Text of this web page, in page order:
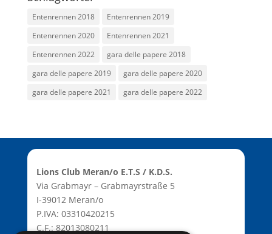
Entenrennen 2018
Entenrennen 2019
Entenrennen 2020
Entenrennen 2021
Entenrennen 2022
gara delle papere 2018
gara delle papere 2019
gara delle papere 2020
gara delle papere 2021
gara delle papere 2022
Lions Club Meran/o E.T.S / K.D.S.
Via Grabmayr – Grabmayrstraße 5
I-39012 Meran/o
P.IVA: 03310420215
C.F.: 82013080211